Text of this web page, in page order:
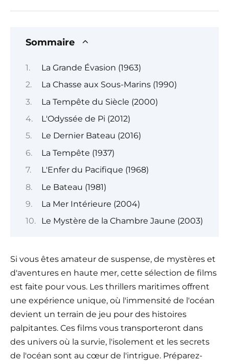
Sommaire
La Grande Évasion (1963)
La Chasse aux Sous-Marins (1990)
La Tempête du Siècle (2000)
L'Odyssée de Pi (2012)
Le Dernier Bateau (2016)
La Tempête (1937)
L'Enfer du Pacifique (1968)
Le Bateau (1981)
La Mer Intérieure (2004)
Le Mystère de la Chambre Jaune (2003)
Si vous êtes amateur de suspense, de mystères et
d'aventures en haute mer, cette sélection de films
est faite pour vous. Les thrillers maritimes offrent
une expérience unique, où l'immensité de l'océan
devient un terrain de jeu pour des histoires
palpitantes. Ces films vous transporteront dans
des univers où la survie, l'isolement et les secrets
de l'océan sont au cœur de l'intrigue. Préparez-